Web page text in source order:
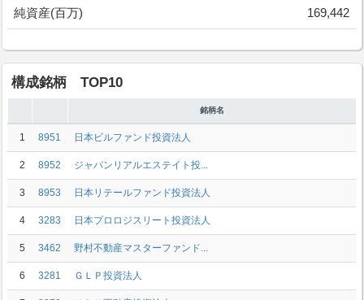
純資産(百万) 169,442
構成銘柄 TOP10
銘柄名
1 8951 日本ビルファンド投資法人
2 8952 ジャパンリアルエステイト投...
3 8953 日本リテールファンド投資法人
4 3283 日本プロロジスリート投資法人
5 3462 野村不動産マスターファンド...
6 3281 ＧＬＰ投資法人